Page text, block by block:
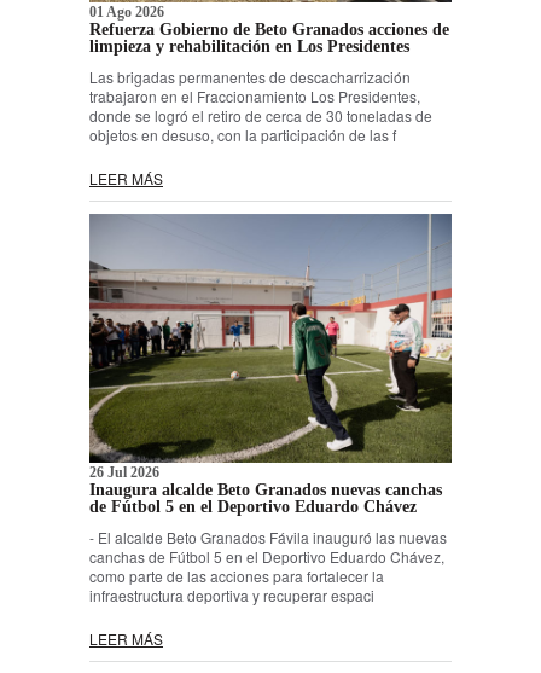
01 Ago 2026
Refuerza Gobierno de Beto Granados acciones de
limpieza y rehabilitación en Los Presidentes
Las brigadas permanentes de descacharrización
trabajaron en el Fraccionamiento Los Presidentes,
donde se logró el retiro de cerca de 30 toneladas de
objetos en desuso, con la participación de las f
LEER MÁS
26 Jul 2026
Inaugura alcalde Beto Granados nuevas canchas
de Fútbol 5 en el Deportivo Eduardo Chávez
- El alcalde Beto Granados Fávila inauguró las nuevas
canchas de Fútbol 5 en el Deportivo Eduardo Chávez,
como parte de las acciones para fortalecer la
infraestructura deportiva y recuperar espaci
LEER MÁS